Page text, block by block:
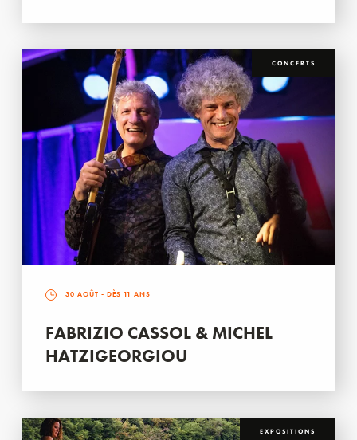
CONCERTS
30 AOÛT - DÈS 11 ANS
FABRIZIO CASSOL & MICHEL
HATZIGEORGIOU
EXPOSITIONS